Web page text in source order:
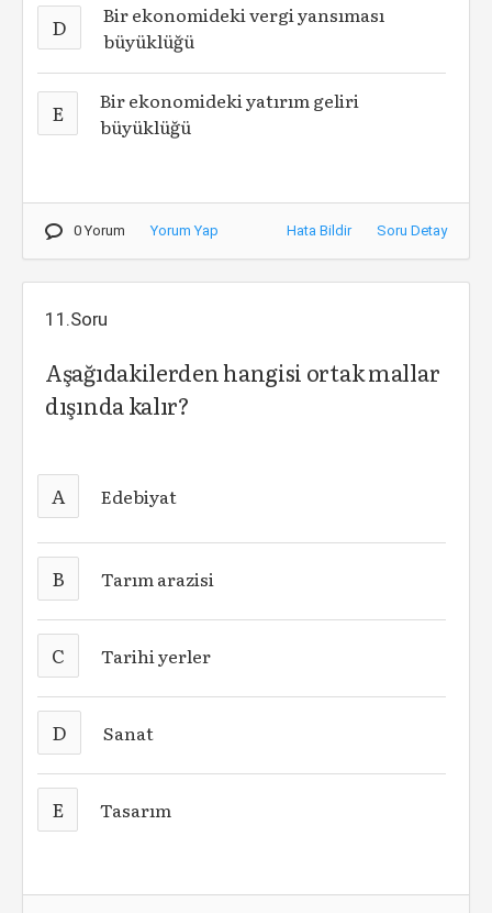
D
Bir ekonomideki vergi yansıması
büyüklüğü
E
Bir ekonomideki yatırım geliri
büyüklüğü
0 Yorum Yorum Yap Hata Bildir Soru Detay
11.Soru
Aşağıdakilerden hangisi ortak mallar
dışında kalır?
A Edebiyat
B Tarım arazisi
C Tarihi yerler
D Sanat
E Tasarım